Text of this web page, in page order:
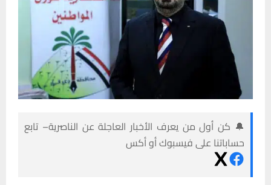
🔔 كن أول من يعرف الأخبار العاجلة عن الناصرية– تابع
حساباتنا على فيسبوك أو أكس